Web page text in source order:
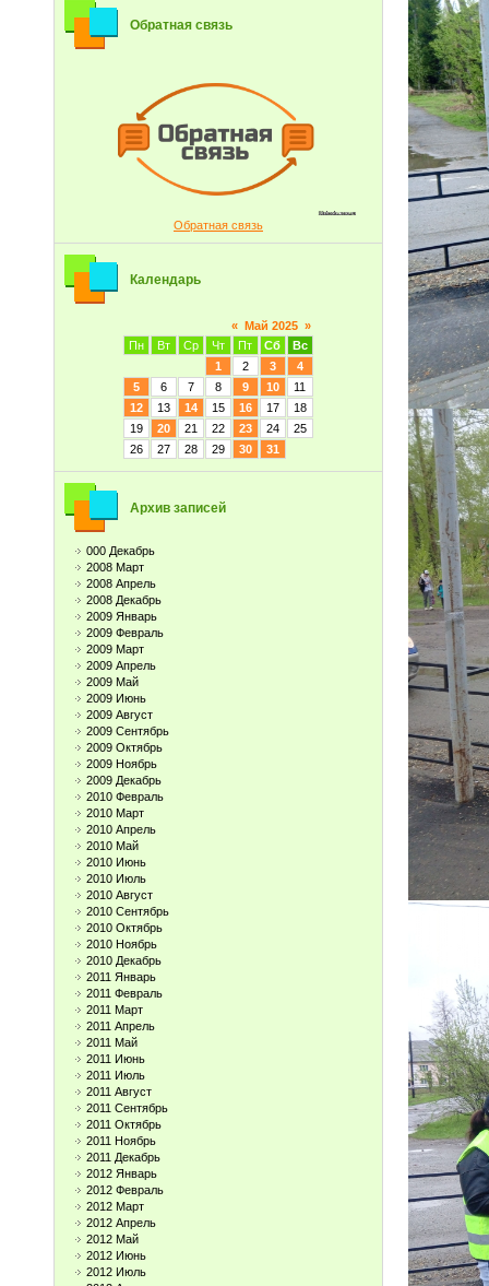
Обратная связь
Обратная связь
Календарь
« Май 2025 »
Пн
Вт Ср Чт Пт Сб
Вс
1
2 3
4
5
6 7 8 9 10
11
12
13 14 15 16 17
18
19
20 21 22 23 24
25
26
27 28 29 30 31
Архив записей
000 Декабрь
2008 Март
2008 Апрель
2008 Декабрь
2009 Январь
2009 Февраль
2009 Март
2009 Апрель
2009 Май
2009 Июнь
2009 Август
2009 Сентябрь
2009 Октябрь
2009 Ноябрь
2009 Декабрь
2010 Февраль
2010 Март
2010 Апрель
2010 Май
2010 Июнь
2010 Июль
2010 Август
2010 Сентябрь
2010 Октябрь
2010 Ноябрь
2010 Декабрь
2011 Январь
2011 Февраль
2011 Март
2011 Апрель
2011 Май
2011 Июнь
2011 Июль
2011 Август
2011 Сентябрь
2011 Октябрь
2011 Ноябрь
2011 Декабрь
2012 Январь
2012 Февраль
2012 Март
2012 Апрель
2012 Май
2012 Июнь
2012 Июль